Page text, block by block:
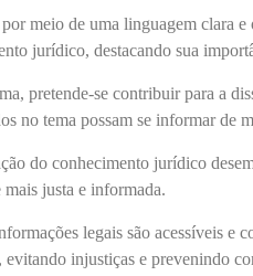
meio de uma linguagem clara e
jurídico, destacando sua
pretende-se contribuir para a
no tema possam se informar de
do conhecimento jurídico
mais justa e informada.
legais são acessíveis e
evitando injustiças e prevenindo